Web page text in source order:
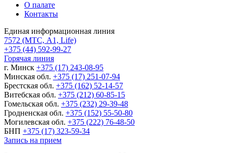
О палате
Контакты
Единая информационная линия
7572 (МТС, A1, Life)
+375 (44) 592-99-27
Горячая линия
г. Минск +375 (17) 243-08-95
Минская обл. +375 (17) 251-07-94
Брестская обл. +375 (162) 52-14-57
Витебская обл. +375 (212) 60-85-15
Гомельская обл. +375 (232) 29-39-48
Гродненская обл. +375 (152) 55-50-80
Могилевская обл. +375 (222) 76-48-50
БНП +375 (17) 323-59-34
Запись на прием